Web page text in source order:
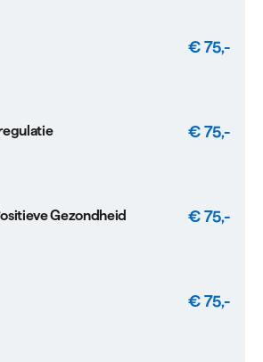
€ 75,-
€ 75,-
Gezondheid € 75,-
€ 75,-